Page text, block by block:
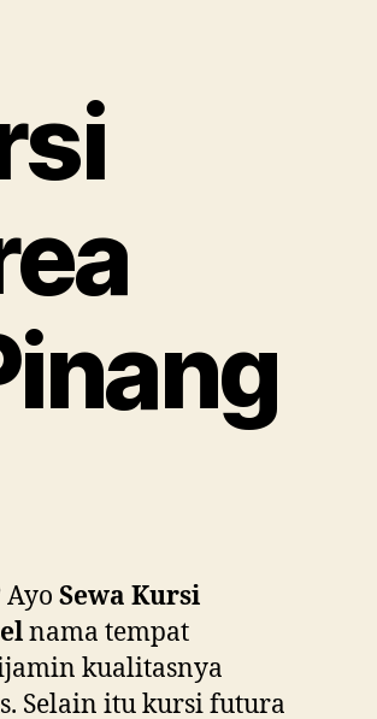
Sewa Kursi
nama tempat
kualitasnya
Selain itu kursi futura